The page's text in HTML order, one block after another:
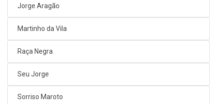
Jorge Aragão
Martinho da Vila
Raça Negra
Seu Jorge
Sorriso Maroto